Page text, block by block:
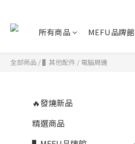
所有商品 MEFU品牌館
全部商品 /▌其他配件 / 電腦周邊
🔥發燒新品
精選商品